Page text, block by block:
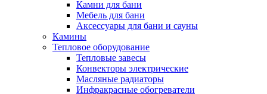
Камни для бани
Мебель для бани
Аксессуары для бани и сауны
Камины
Тепловое оборудование
Тепловые завесы
Конвекторы электрические
Масляные радиаторы
Инфракрасные обогреватели